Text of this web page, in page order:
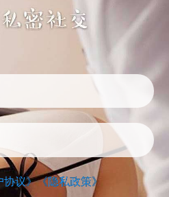
协议》《隐私政策》